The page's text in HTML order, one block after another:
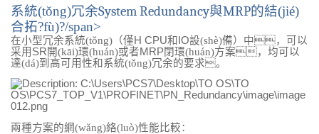
系統(tǒng)冗余System Redundancy與MRP的結(jié)
合拓?fù)?/span>
在小型冗余系統(tǒng)（僅H CPU和 IO設(shè)備）中，可以
采用 SR開(kāi)環(huán)或者MRP閉環(huán)方案，均可以
達(dá)到高可用性和系統(tǒng)冗余的要求。
兩種方案的網(wǎng)絡(luò)性能比較：